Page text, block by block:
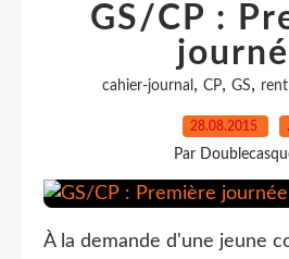
GS/CP :
cahier-journal , CP, GS,
28.08.2015
Par
À la demande d'une jeune